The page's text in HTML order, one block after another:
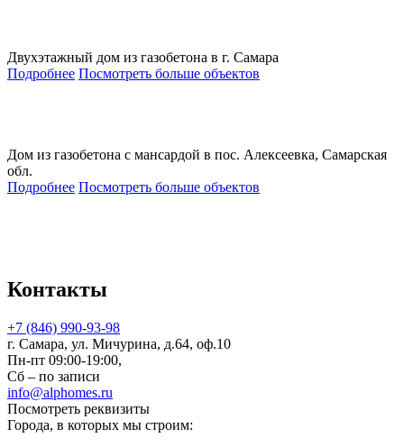
Двухэтажный дом из газобетона в г. Самара
Подробнее Посмотреть больше объектов
Дом из газобетона с мансардой в пос. Алексеевка, Самарская
обл.
Подробнее Посмотреть больше объектов
Контакты
+7 (846) 990-93-98
г. Самара, ул. Мичурина, д.64, оф.10
Пн-пт 09:00-19:00,
Сб – по записи
info@alphomes.ru
Посмотреть реквизиты
Города, в которых мы строим: